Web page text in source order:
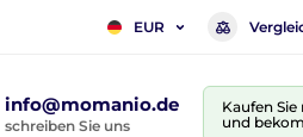
EUR
info@momanio.de
schreiben Sie uns
Kaufen
und